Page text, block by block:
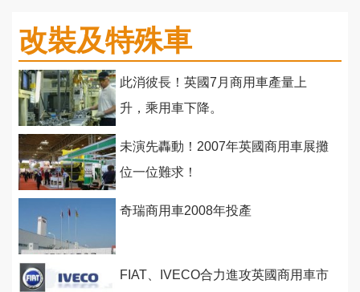
改裝及特殊車
此消彼長！英國7月商用車產量上
升，乘用車下降。
未演先轟動！2007年英國商用車展攤
位一位難求！
奇瑞商用車2008年投產
FIAT、IVECO合力進攻英國商用車市